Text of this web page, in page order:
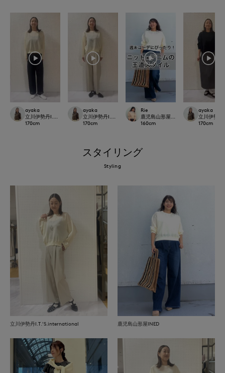
ayaka
立川伊勢丹I.T.'S.international
170cm
ayaka
立川伊勢丹I.T.'S.international
170cm
Rie
鹿児島山形屋INED
160cm
ayaka
立川伊勢
170cm
スタイリング
Styling
立川伊勢丹I.T.'S.international 鹿児島山形屋INED